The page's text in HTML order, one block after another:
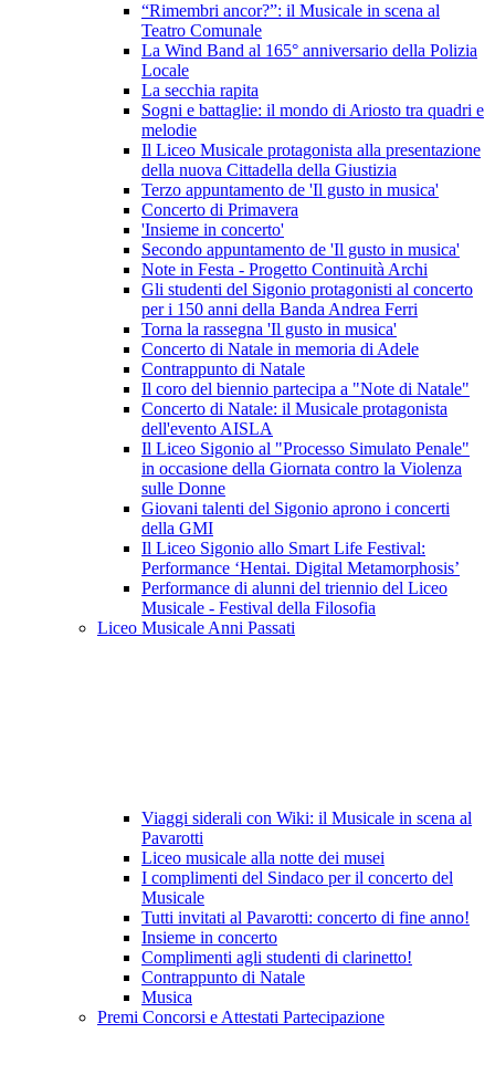
“Rimembri ancor?”: il Musicale in scena al
Teatro Comunale
La Wind Band al 165° anniversario della Polizia
Locale
La secchia rapita
Sogni e battaglie: il mondo di Ariosto tra quadri e
melodie
Il Liceo Musicale protagonista alla presentazione
della nuova Cittadella della Giustizia
Terzo appuntamento de 'Il gusto in musica'
Concerto di Primavera
'Insieme in concerto'
Secondo appuntamento de 'Il gusto in musica'
Note in Festa - Progetto Continuità Archi
Gli studenti del Sigonio protagonisti al concerto
per i 150 anni della Banda Andrea Ferri
Torna la rassegna 'Il gusto in musica'
Concerto di Natale in memoria di Adele
Contrappunto di Natale
Il coro del biennio partecipa a "Note di Natale"
Concerto di Natale: il Musicale protagonista
dell'evento AISLA
Il Liceo Sigonio al "Processo Simulato Penale"
in occasione della Giornata contro la Violenza
sulle Donne
Giovani talenti del Sigonio aprono i concerti
della GMI
Il Liceo Sigonio allo Smart Life Festival:
Performance ‘Hentai. Digital Metamorphosis’
Performance di alunni del triennio del Liceo
Musicale - Festival della Filosofia
Liceo Musicale Anni Passati
Viaggi siderali con Wiki: il Musicale in scena al
Pavarotti
Liceo musicale alla notte dei musei
I complimenti del Sindaco per il concerto del
Musicale
Tutti invitati al Pavarotti: concerto di fine anno!
Insieme in concerto
Complimenti agli studenti di clarinetto!
Contrappunto di Natale
Musica
Premi Concorsi e Attestati Partecipazione